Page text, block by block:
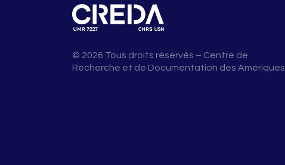
© 2026 Tous droits réservés – Centre de
Recherche et de Documentation des Amériques.